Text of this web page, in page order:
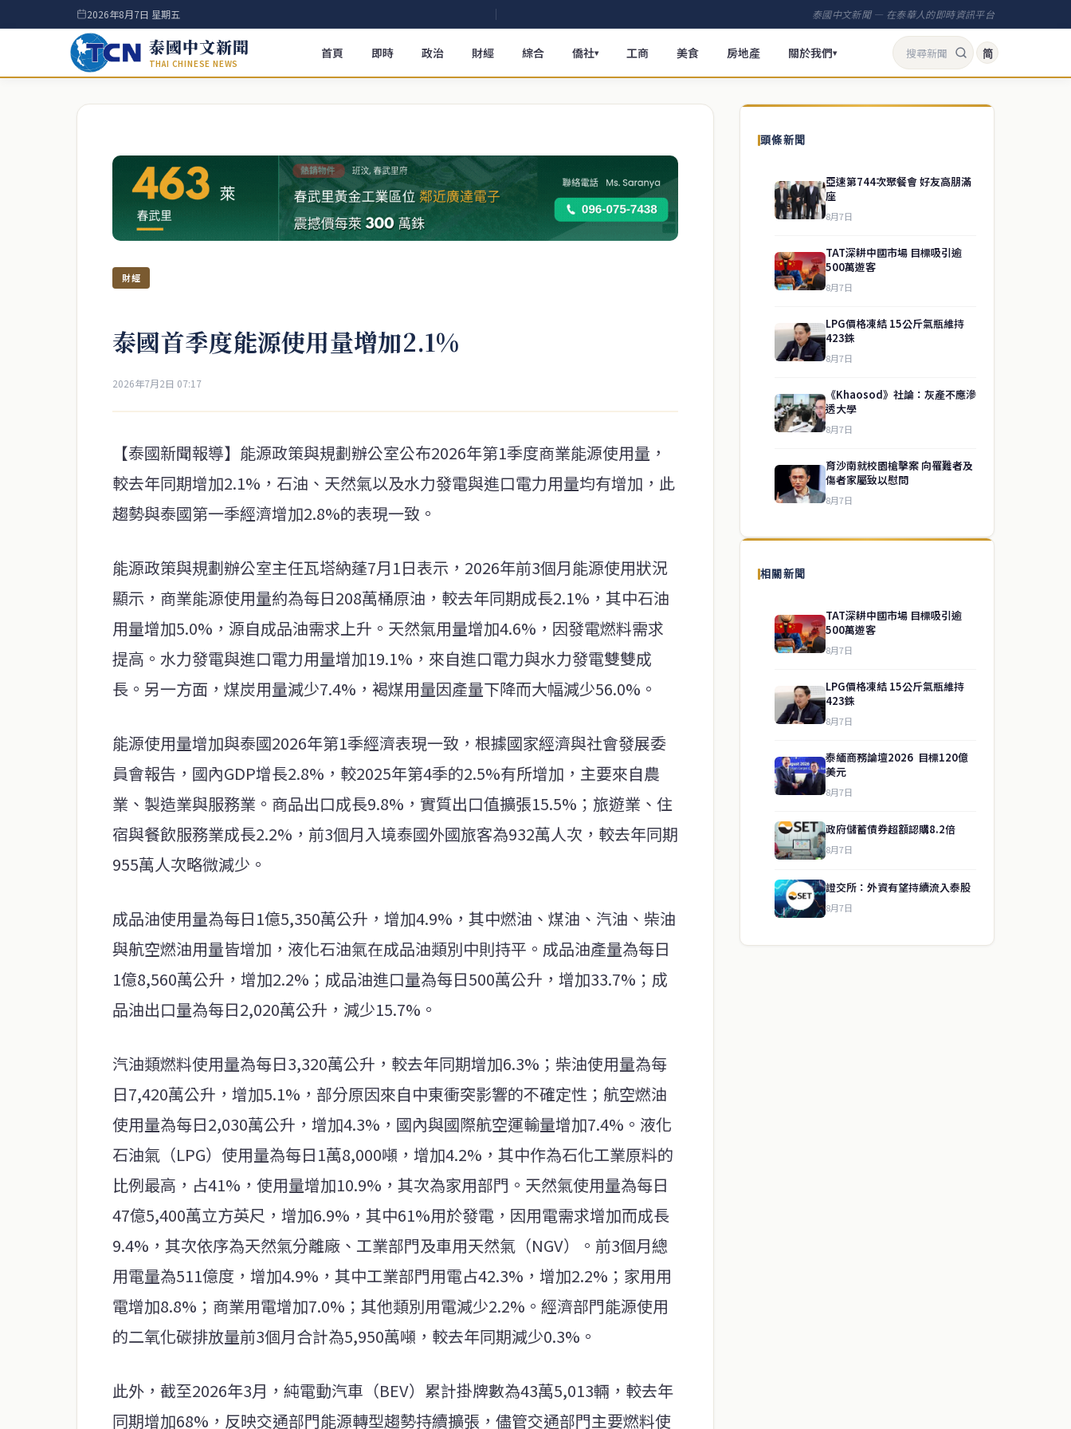
2026年8月7日 星期五 泰國中文新聞 — 在泰華人的即時資訊平台
泰國中文新聞
THAI CHINESE NEWS
首頁 即時 政治 財經 綜合 僑社▾ 工商 美食 房地產 關於我們▾ 简
財經
泰國首季度能源使用量增加2.1%
2026年7月2日 07:17
【泰國新聞報導】能源政策與規劃辦公室公布2026年第1季度商業能源使用量，
較去年同期增加2.1%，石油、天然氣以及水力發電與進口電力用量均有增加，此
趨勢與泰國第一季經濟增加2.8%的表現一致。
能源政策與規劃辦公室主任瓦塔納蓬7月1日表示，2026年前3個月能源使用狀況
顯示，商業能源使用量約為每日208萬桶原油，較去年同期成長2.1%，其中石油
用量增加5.0%，源自成品油需求上升。天然氣用量增加4.6%，因發電燃料需求
提高。水力發電與進口電力用量增加19.1%，來自進口電力與水力發電雙雙成
長。另一方面，煤炭用量減少7.4%，褐煤用量因產量下降而大幅減少56.0%。
能源使用量增加與泰國2026年第1季經濟表現一致，根據國家經濟與社會發展委
員會報告，國內GDP增長2.8%，較2025年第4季的2.5%有所增加，主要來自農
業、製造業與服務業。商品出口成長9.8%，實質出口值擴張15.5%；旅遊業、住
宿與餐飲服務業成長2.2%，前3個月入境泰國外國旅客為932萬人次，較去年同期
955萬人次略微減少。
成品油使用量為每日1億5,350萬公升，增加4.9%，其中燃油、煤油、汽油、柴油
與航空燃油用量皆增加，液化石油氣在成品油類別中則持平。成品油產量為每日
1億8,560萬公升，增加2.2%；成品油進口量為每日500萬公升，增加33.7%；成
品油出口量為每日2,020萬公升，減少15.7%。
汽油類燃料使用量為每日3,320萬公升，較去年同期增加6.3%；柴油使用量為每
日7,420萬公升，增加5.1%，部分原因來自中東衝突影響的不確定性；航空燃油
使用量為每日2,030萬公升，增加4.3%，國內與國際航空運輸量增加7.4%。液化
石油氣（LPG）使用量為每日1萬8,000噸，增加4.2%，其中作為石化工業原料的
比例最高，占41%，使用量增加10.9%，其次為家用部門。天然氣使用量為每日
47億5,400萬立方英尺，增加6.9%，其中61%用於發電，因用電需求增加而成長
9.4%，其次依序為天然氣分離廠、工業部門及車用天然氣（NGV）。前3個月總
用電量為511億度，增加4.9%，其中工業部門用電占42.3%，增加2.2%；家用用
電增加8.8%；商業用電增加7.0%；其他類別用電減少2.2%。經濟部門能源使用
的二氧化碳排放量前3個月合計為5,950萬噸，較去年同期減少0.3%。
此外，截至2026年3月，純電動汽車（BEV）累計掛牌數為43萬5,013輛，較去年
同期增加68%，反映交通部門能源轉型趨勢持續擴張，儘管交通部門主要燃料使
頭條新聞
亞速第744次聚餐會 好友高朋滿
座
8月7日
TAT深耕中國市場 目標吸引逾
500萬遊客
8月7日
LPG價格凍結 15公斤氣瓶維持
423銖
8月7日
《Khaosod》社論：灰產不應滲
透大學
8月7日
育沙南就校園槍擊案 向罹難者及
傷者家屬致以慰問
8月7日
相關新聞
TAT深耕中國市場 目標吸引逾
500萬遊客
8月7日
LPG價格凍結 15公斤氣瓶維持
423銖
8月7日
泰緬商務論壇2026 目標120億
美元
8月7日
政府儲蓄債券超額認購8.2倍
8月7日
證交所：外資有望持續流入泰股
8月7日